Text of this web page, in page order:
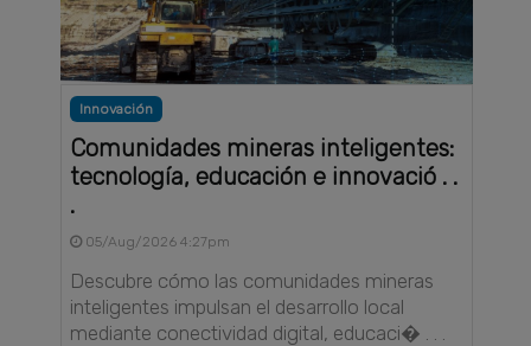
Innovación
Comunidades mineras inteligentes:
tecnología, educación e innovació . .
.
05/Aug/2026 4:27pm
Descubre cómo las comunidades mineras
inteligentes impulsan el desarrollo local
mediante conectividad digital, educaci� . . .